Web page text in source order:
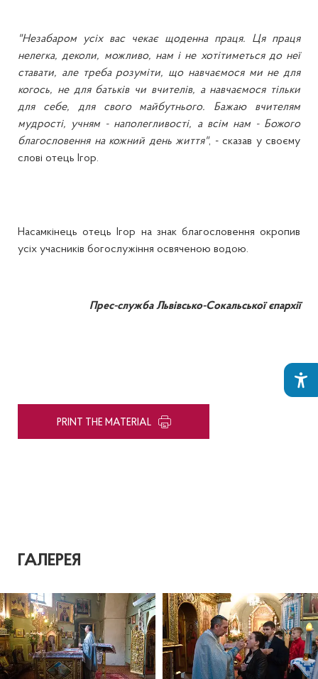
"Незабаром усіх вас чекає щоденна праця. Ця праця
нелегка, деколи, можливо, нам і не хотітиметься до неї
ставати, але треба розуміти, що навчаємося ми не для
когось, не для батьків чи вчителів, а навчаємося тільки
для себе, для свого майбутнього. Бажаю вчителям
мудрості, учням - наполегливості, а всім нам - Божого
благословення на кожний день життя", - сказав у своєму
слові отець Ігор.
Насамкінець отець Ігор на знак благословення окропив
усіх учасників богослужіння освяченою водою.
Прес-служба Львівсько-Сокальської єпархії
PRINT THE MATERIAL
ГАЛЕРЕЯ